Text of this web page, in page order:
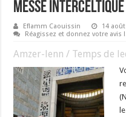
MESSE
Eflamm Caouissin
14 août
Réagissez et donnez votre avis !
Amzer-lenn / Temps de